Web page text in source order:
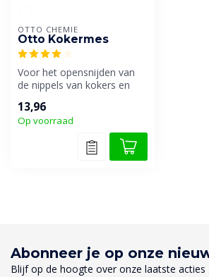
OTTO CHEMIE
Otto Kokermes
Voor het opensnijden van
de nippels van kokers en
roestvrij ...
13,96
Op voorraad
Abonneer je op onze
Blijf op de hoogte over onze laatste acties